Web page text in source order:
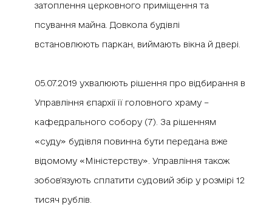
затоплення церковного приміщення та
псування майна. Довкола будівлі
встановлюють паркан, виймають вікна й двері.
05.07.2019 ухвалюють рішення про відбирання в
Управління єпархії її головного храму –
кафедрального собору (7). За рішенням
«суду» будівля повинна бути передана вже
відомому «Міністерству». Управління також
зобов’язують сплатити судовий збір у розмірі 12
тисяч рублів.